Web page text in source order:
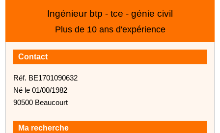
Ingénieur btp - tce - génie civil
Plus de 10 ans d'expérience
Contact
Réf. BE1701090632
Né le 01/00/1982
90500 Beaucourt
Ma recherche